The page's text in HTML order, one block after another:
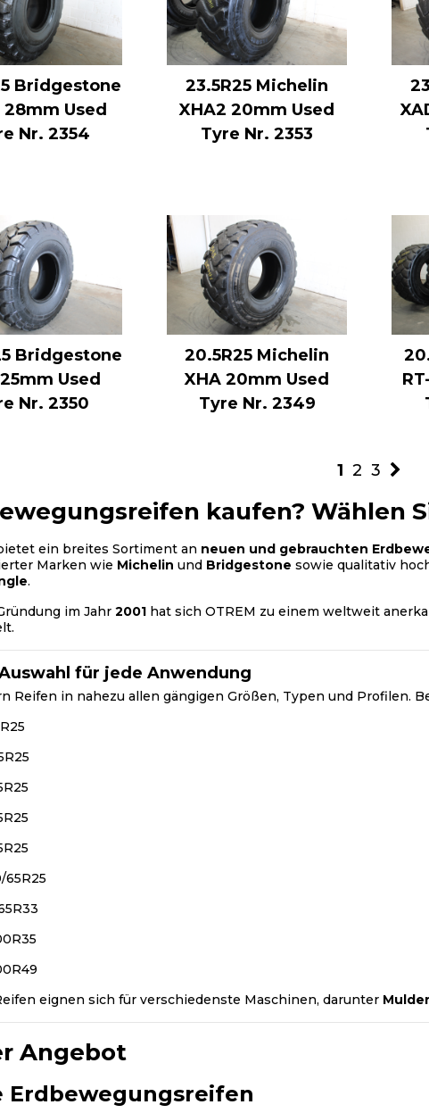
Bridgestone
28mm Used
Nr. 2354
23.5R25 Michelin
XHA2 20mm Used
Tyre Nr. 2353
Bridgestone
Used
Nr. 2350
20.5R25 Michelin
XHA 20mm Used
Tyre Nr. 2349
1 2 3
kaufen? Wählen
ein breites Sortiment an neuen und gebrauchten
Marken wie Michelin und Bridgestone sowie qualitativ
.
im Jahr 2001 hat sich OTREM zu einem weltweit
für jede Anwendung
Reifen in nahezu allen gängigen Größen, Typen und Profilen.
65R25
eignen sich für verschiedenste Maschinen, darunter
Angebot
Erdbewegungsreifen